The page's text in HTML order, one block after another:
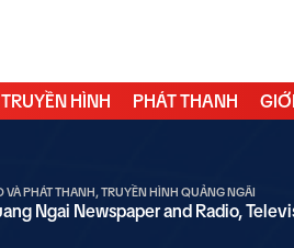
TRUYỀN HÌNH PHÁT THANH
VÀ PHÁT THANH, TRUYỀN HÌNH QUẢNG NGÃI
Ngai Newspaper and Radio,